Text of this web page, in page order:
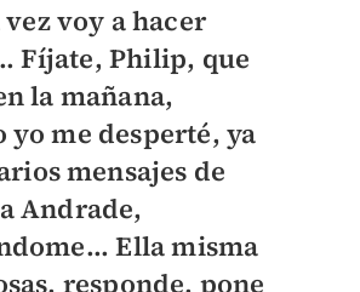
vez voy a hacer
Fíjate, Philip, que
la mañana,
yo me desperté, ya
mensajes de
Andrade,
Ella misma
responde, pone